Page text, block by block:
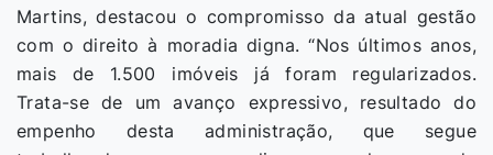
Martins, destacou o compromisso da atual gestão
com o direito à moradia digna. “Nos últimos anos,
mais de 1.500 imóveis já foram regularizados.
Trata-se de um avanço expressivo, resultado do
empenho desta administração, que segue